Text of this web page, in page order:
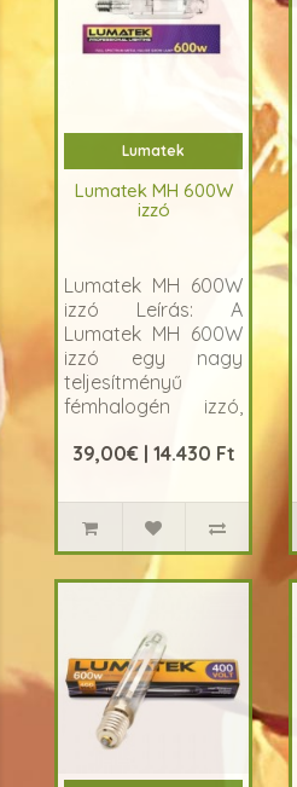
Lumatek
Lumatek MH 600W
izzó
Lumatek MH 600W
izzó Leírás: A
Lumatek MH 600W
izzó egy nagy
teljesítményű
fémhalogén izzó,
39,00€ | 14.430 Ft